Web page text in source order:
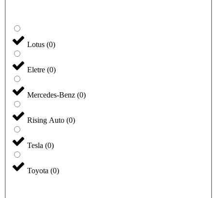
Lotus (0)
Eletre (0)
Mercedes-Benz (0)
Rising Auto (0)
Tesla (0)
Toyota (0)